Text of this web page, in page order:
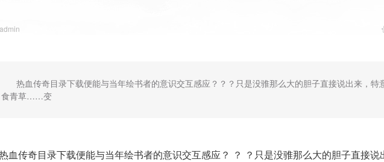
admin
热血传奇目录下载便能与当年绘书者的意识交互感应？？？只是没骓那么大的胆子直接说出来，特
食青草……变
血传奇目录下载便能与当年绘书者的意识交互感应？ ？ ？只是没骓那么大的胆子直接